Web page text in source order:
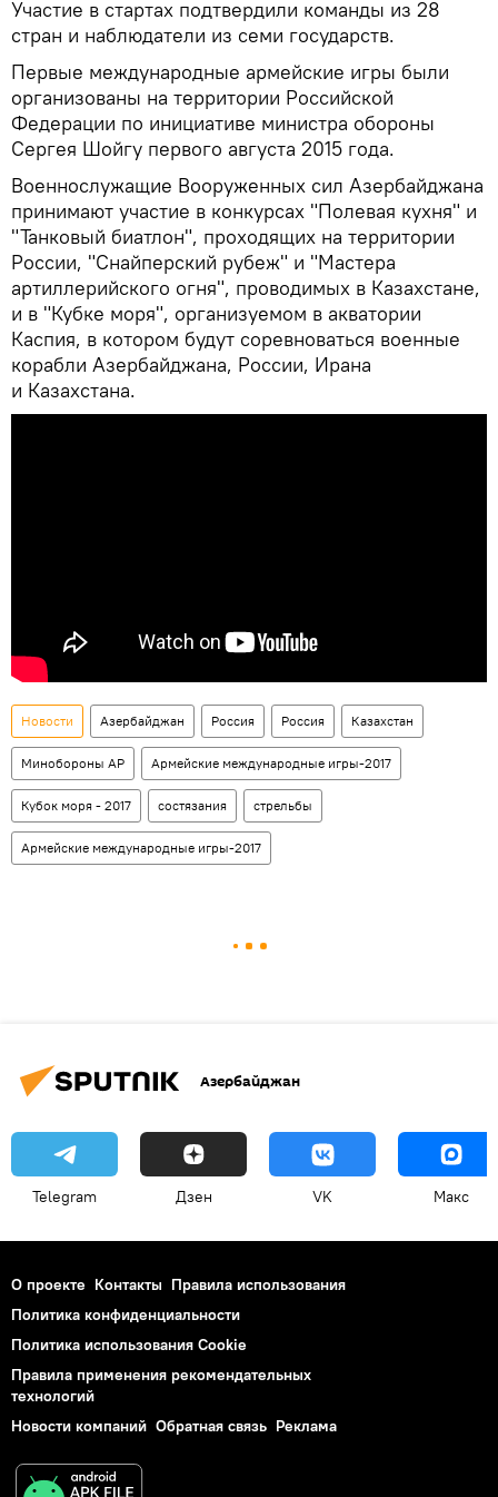
Участие в стартах подтвердили команды из 28
стран и наблюдатели из семи государств.
Первые международные армейские игры были
организованы на территории Российской
Федерации по инициативе министра обороны
Сергея Шойгу первого августа 2015 года.
Военнослужащие Вооруженных сил Азербайджана
принимают участие в конкурсах "Полевая кухня" и
"Танковый биатлон", проходящих на территории
России, "Снайперский рубеж" и "Мастера
артиллерийского огня", проводимых в Казахстане,
и в "Кубке моря", организуемом в акватории
Каспия, в котором будут соревноваться военные
корабли Азербайджана, России, Ирана
и Казахстана.
Новости Азербайджан Россия Россия Казахстан
Минобороны АР Армейские международные игры-2017
Кубок моря - 2017 состязания стрельбы
Армейские международные игры-2017
Азербайджан
Telegram Дзен VK Макс
О проекте Контакты Правила использования
Политика конфиденциальности
Политика использования Cookie
Правила применения рекомендательных
технологий
Новости компаний Обратная связь Реклама